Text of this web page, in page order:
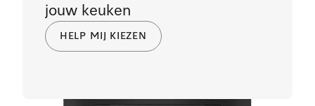
jouw keuken
HELP MIJ KIEZEN